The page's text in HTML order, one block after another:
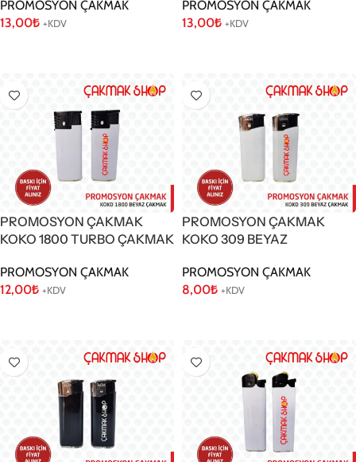
PROMOSYON ÇAKMAK
13,00₺ +KDV
PROMOSYON ÇAKMAK
13,00₺ +KDV
PROMOSYON ÇAKMAK
KOKO 1800 TURBO ÇAKMAK
PROMOSYON ÇAKMAK
12,00₺ +KDV
PROMOSYON ÇAKMAK
KOKO 309 BEYAZ
PROMOSYON ÇAKMAK
8,00₺ +KDV